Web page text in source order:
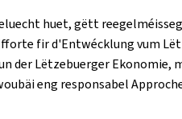
huet, gëtt
fir d'Entwécklung vum
der Lëtzebuerger Ekonomie,
eng responsabel